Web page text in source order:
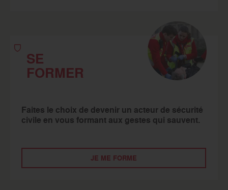
SE
FORMER
Faites le choix de devenir un acteur de sécurité
civile en vous formant aux gestes qui sauvent.
JE ME FORME